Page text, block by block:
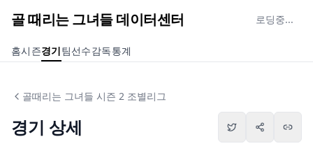
골 때리는 그녀들 데이터센터 로딩중...
홈시즌경기팀선수감독통계
골때리는 그녀들 시즌 2 조별리그
경기 상세